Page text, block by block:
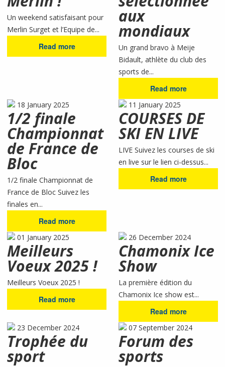
Un weekend satisfaisant pour
Merlin Surget et l’Equipe de...
Read more
aux
mondiaux
Un grand bravo à Meije
Bidault, athlète du club des
sports de...
Read more
18 January 2025
1/2 finale
Championnat
de France de
Bloc
1/2 finale Championnat de
France de Bloc Suivez les
finales en...
Read more
11 January 2025
COURSES DE
SKI EN LIVE
LIVE Suivez les courses de ski
en live sur le lien ci-dessus...
Read more
01 January 2025
Meilleurs
Voeux 2025 !
Meilleurs Voeux 2025 !
Read more
26 December 2024
Chamonix Ice
Show
La première édition du
Chamonix Ice show est...
Read more
23 December 2024
Trophée du
sport
07 September 2024
Forum des
sports